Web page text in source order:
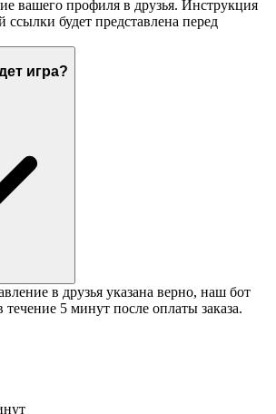
вашего профиля в друзья. Инструкция
будет представлена перед
игра?
в друзья указана верно, наш бот
5 минут после оплаты заказа.